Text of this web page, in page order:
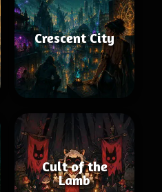
Crescent City
Cult of the
Lamb